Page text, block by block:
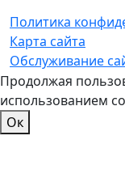
Политика
Карта сайта
Обслуживание
Продолжая
использованием
Ок